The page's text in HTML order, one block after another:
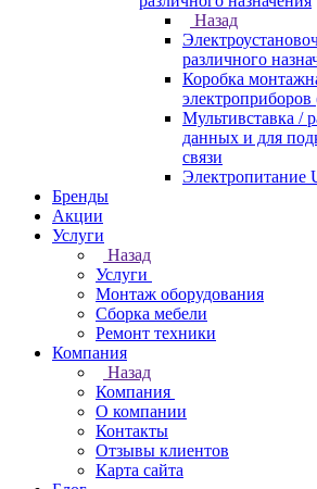
Назад
различного
Коробка
Мультивставка /
данных и для
связи
Электропитание
Бренды
Акции
Услуги
Назад
Услуги
Монтаж оборудования
Сборка мебели
Ремонт техники
Компания
Назад
Компания
О компании
Контакты
Отзывы клиентов
Карта сайта